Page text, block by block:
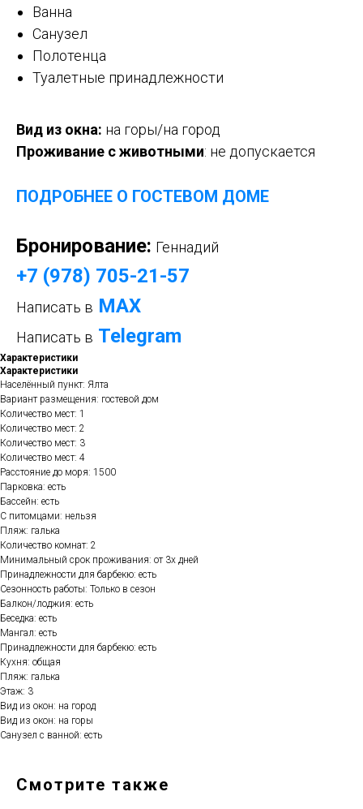
Ванна
Санузел
Полотенца
Туалетные принадлежности
Вид из окна: на горы/на город
Проживание с животными: не допускается
ПОДРОБНЕЕ О ГОСТЕВОМ ДОМЕ
Бронирование: Геннадий
+7 (978) 705-21-57
Написать в МАХ
Написать в Telegram
Характеристики
Характеристики
Населённый пункт: Ялта
Вариант размещения: гостевой дом
Количество мест: 1
Количество мест: 2
Количество мест: 3
Количество мест: 4
Расстояние до моря: 1500
Парковка: есть
Бассейн: есть
С питомцами: нельзя
Пляж: галька
Количество комнат: 2
Минимальный срок проживания: от 3х дней
Принадлежности для барбекю: есть
Сезонность работы: Только в сезон
Балкон/лоджия: есть
Беседка: есть
Мангал: есть
Принадлежности для барбекю: есть
Кухня: общая
Пляж: галька
Этаж: 3
Вид из окон: на город
Вид из окон: на горы
Санузел с ванной: есть
Смотрите также